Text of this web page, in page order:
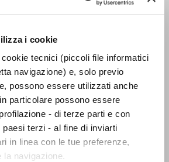
i cookie
tecnici (piccoli file informatici
navigazione) e, solo previo
possono essere utilizzati anche
particolare possono essere
- di terze parti e con
terzi - al fine di inviarti
in linea con le tue preferenze,
la navigazione.